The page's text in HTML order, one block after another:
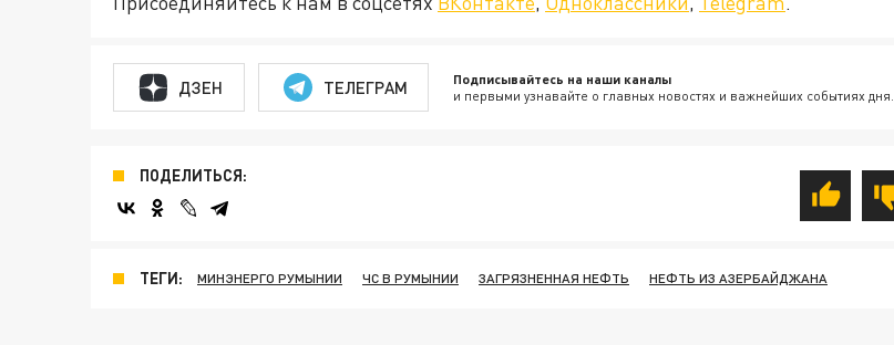
ДЗЕН ТЕЛЕГРАМ Подписывайтесь на наши каналы
и первыми узнавайте о главных новостях и важнейших событиях дня.
ПОДЕЛИТЬСЯ:
ТЕГИ: МИНЭНЕРГО РУМЫНИИ ЧС В РУМЫНИИ ЗАГРЯЗНЕННАЯ НЕФТЬ НЕФТЬ ИЗ АЗЕРБАЙДЖАНА